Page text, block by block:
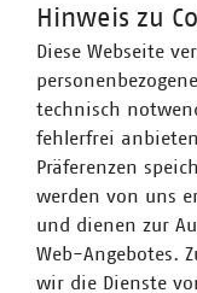
gemäß § 16b
vorgesehen).
Hinweis zu
Diese Webseite
technisch
fehlerfrei
Präferenzen
werden von uns
und dienen zur
Web-Angebotes.
wir die Dienste